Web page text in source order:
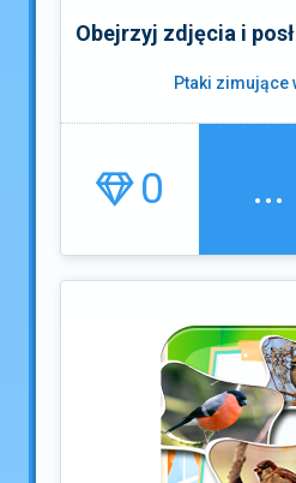
Obejrzyj zdjęcia i
Ptaki zimujące
0 ...